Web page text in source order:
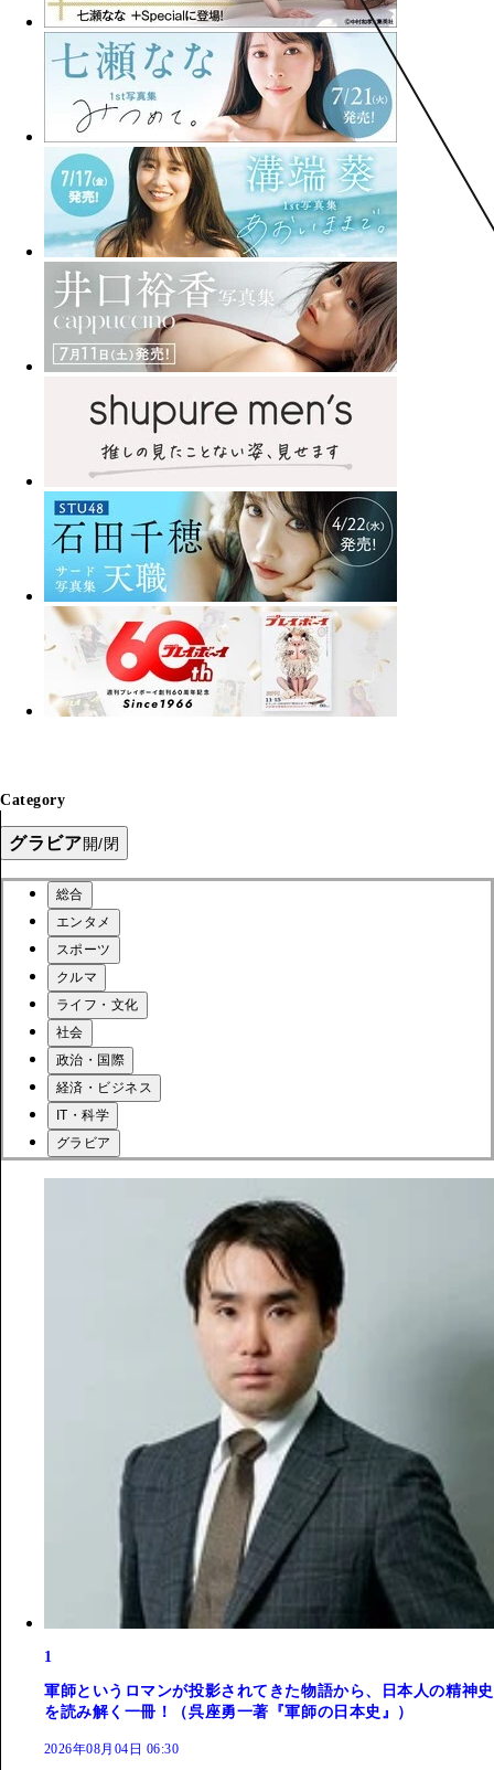
Category
グラビア開/閉
総合
エンタメ
スポーツ
クルマ
ライフ・文化
社会
政治・国際
経済・ビジネス
IT・科学
グラビア
1
軍師というロマンが投影されてきた物語から、日本人の精神史
を読み解く一冊！（呉座勇一著『軍師の日本史』）
2026年08月04日 06:30